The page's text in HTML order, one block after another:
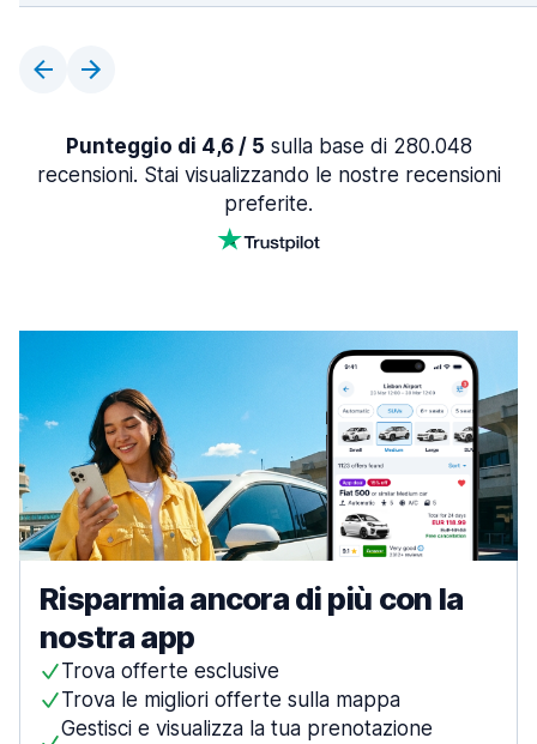
Punteggio di 4,6 / 5 sulla base di 280.048
recensioni. Stai visualizzando le nostre recensioni
preferite.
Risparmia ancora di più con la
nostra app
Trova offerte esclusive
Trova le migliori offerte sulla mappa
Gestisci e visualizza la tua prenotazione